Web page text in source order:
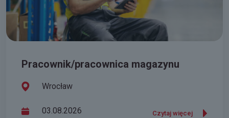
Pracownik/pracownica magazynu
Wrocław
03.08.2026 Czytaj więcej